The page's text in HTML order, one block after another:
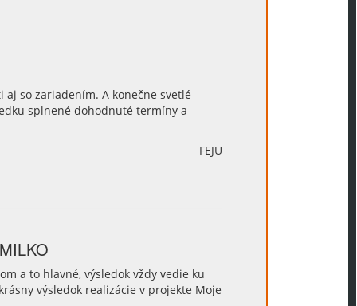
so zariadením. A konečne svetlé
splnené dohodnuté termíny a
FEJU
a to hlavné, výsledok vždy vedie ku
výsledok realizácie v projekte Moje